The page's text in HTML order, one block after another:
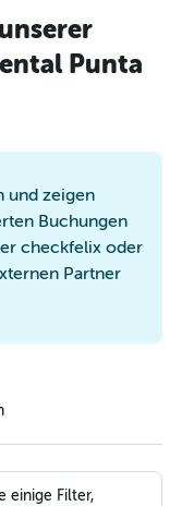
Punta
und zeigen
Buchungen
checkfelix oder
Partner
einige Filter,